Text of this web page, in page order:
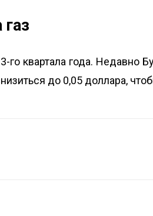
квартала года. Недавно
до 0,05 доллара,